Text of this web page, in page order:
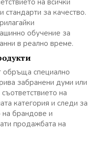
стандарти за качество.
обучение за
в реално време.
обръща специално
забранени думи или
на
категория и следи за
на брандове и
продажбата на